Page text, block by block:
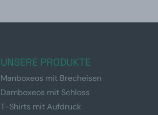
UNSERE PRODUKTE
Manboxeos mit Brecheisen
Damboxeos mit Schloss
T-Shirts mit Aufdruck